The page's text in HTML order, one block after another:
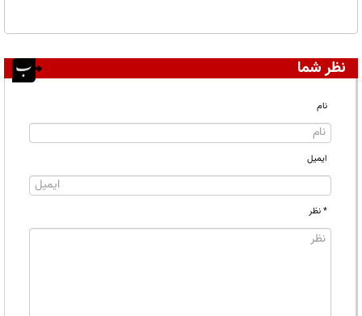
نظر شما
نام
ایمیل
* نظر